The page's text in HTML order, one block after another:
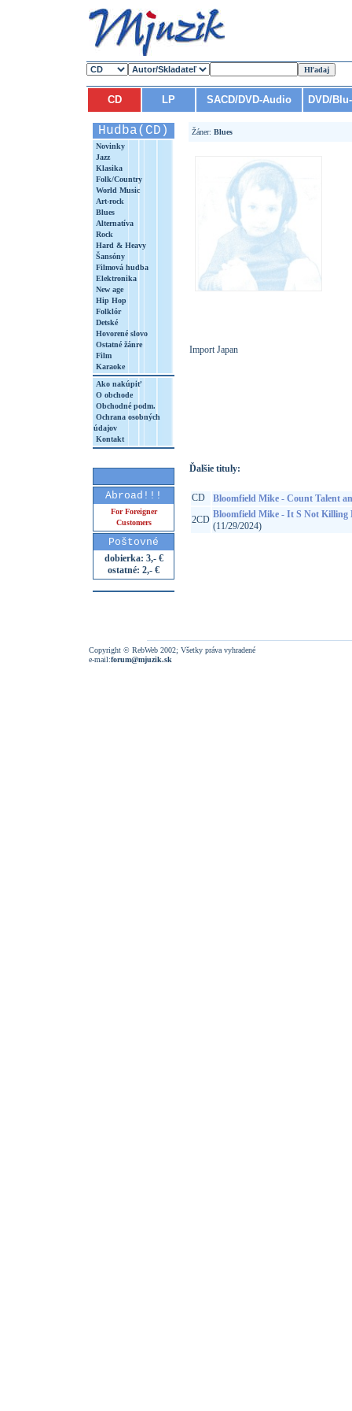
CD LP SACD/DVD-Audio DVD/
Hudba(CD)
Novinky
Jazz
Klasika
Folk/Country
World Music
Art-rock
Blues
Alternatíva
Rock
Hard & Heavy
Šansóny
Filmová hudba
Elektronika
New age
Hip Hop
Folklór
Detské
Hovorené slovo
Ostatné žánre
Film
Karaoke
Ako nakúpiť
O obchode
Obchodné podm.
Ochrana osobných
údajov
Kontakt
Abroad!!!
For Foreigner
Customers
Poštovné
dobierka: 3,- €
ostatné: 2,- €
Žáner: Blues
Import Japan
Ďalšie tituly:
CD
Bloomfield Mike - Count Talent
2CD Bloomfield Mike - It S Not Killing
(11/29/2024)
Copyright © RebWeb 2002; Všetky práva vyhradené
e-mail:forum@mjuzik.sk